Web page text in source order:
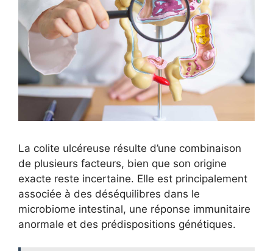
La colite ulcéreuse résulte d’une combinaison
de plusieurs facteurs, bien que son origine
exacte reste incertaine. Elle est principalement
associée à des déséquilibres dans le
microbiome intestinal, une réponse immunitaire
anormale et des prédispositions génétiques.